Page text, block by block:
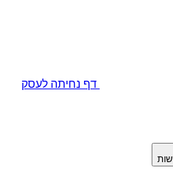
דף נחיתה לעסק